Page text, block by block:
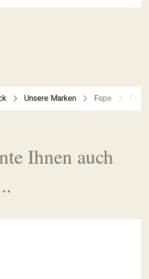
Unsere Marken Fope
Ihnen auch